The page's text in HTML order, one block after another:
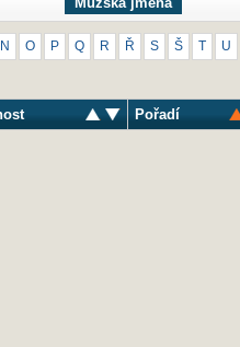
N O P Q R Ř S Š T U
Pořadí